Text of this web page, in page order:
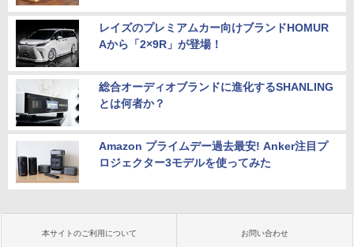
レイズのプレミアムカー向けブランドHOMUR
Aから「2×9R」が登場！
総合オーディオブランドに進化するSHANLING
とは何者か？
Amazon プライムデー過去最安! Anker注目プ
ロジェクター3モデルを使ってみた
本サイトのご利用について お問い合わせ